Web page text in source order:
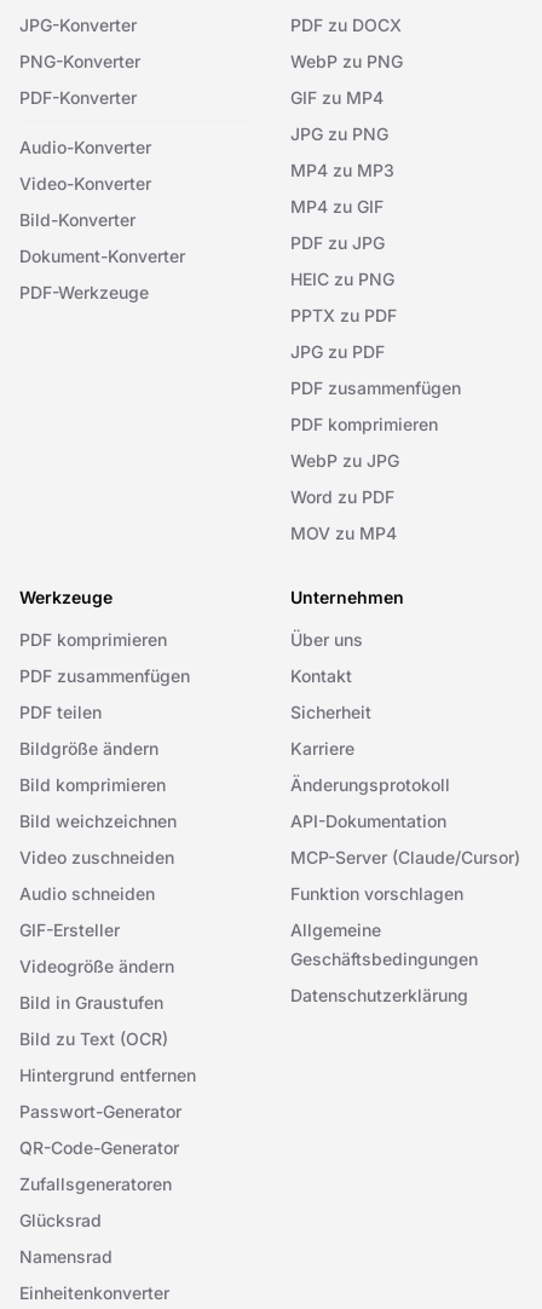
JPG-Konverter
PNG-Konverter
PDF-Konverter
Audio-Konverter
Video-Konverter
Bild-Konverter
Dokument-Konverter
PDF-Werkzeuge
PDF zu DOCX
WebP zu PNG
GIF zu MP4
JPG zu PNG
MP4 zu MP3
MP4 zu GIF
PDF zu JPG
HEIC zu PNG
PPTX zu PDF
JPG zu PDF
PDF zusammenfügen
PDF komprimieren
WebP zu JPG
Word zu PDF
MOV zu MP4
Werkzeuge
PDF komprimieren
PDF zusammenfügen
PDF teilen
Bildgröße ändern
Bild komprimieren
Bild weichzeichnen
Video zuschneiden
Audio schneiden
GIF-Ersteller
Videogröße ändern
Bild in Graustufen
Bild zu Text (OCR)
Hintergrund entfernen
Passwort-Generator
QR-Code-Generator
Zufallsgeneratoren
Glücksrad
Namensrad
Einheitenkonverter
Unternehmen
Über uns
Kontakt
Sicherheit
Karriere
Änderungsprotokoll
API-Dokumentation
MCP-Server (Claude/Cursor)
Funktion vorschlagen
Allgemeine
Geschäftsbedingungen
Datenschutzerklärung